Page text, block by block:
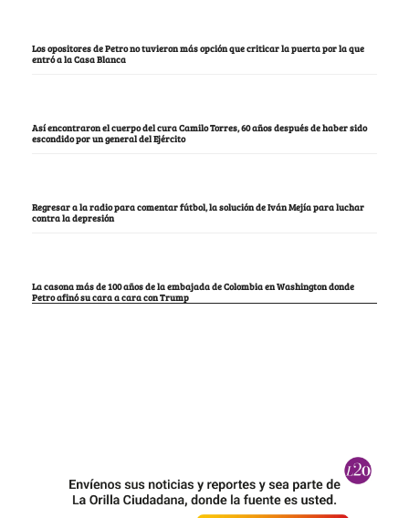
Los opositores de Petro no tuvieron más opción que criticar la puerta por la que
entró a la Casa Blanca
Así encontraron el cuerpo del cura Camilo Torres, 60 años después de haber sido
escondido por un general del Ejército
Regresar a la radio para comentar fútbol, la solución de Iván Mejía para luchar
contra la depresión
La casona más de 100 años de la embajada de Colombia en Washington donde
Petro afinó su cara a cara con Trump